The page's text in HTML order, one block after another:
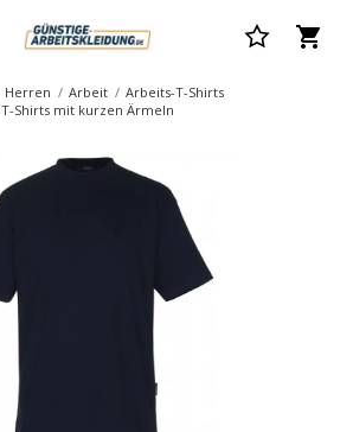
Herren Arbeit
Arbeits-T-Shirts
T-Shirts mit kurzen Ärmeln